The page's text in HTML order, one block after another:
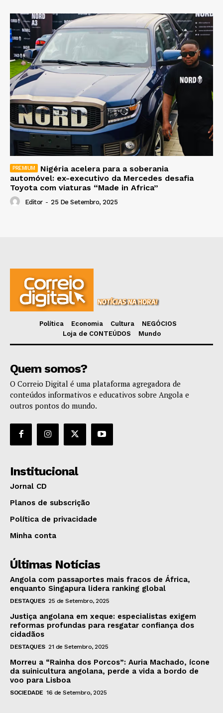
Nigéria acelera para a soberania
automóvel: ex-executivo da Mercedes desafia
Toyota com viaturas “Made in Africa”
Editor - 25 De Setembro, 2025
Política Economia Cultura
NEGÓCIOS
Loja de CONTEÚDOS
Mundo
Quem somos?
O Correio Digital é uma plataforma agregadora de
conteúdos informativos e educativos sobre Angola e
outros pontos do mundo.
Institucional
Jornal CD
Planos de subscrição
Política de privacidade
Minha conta
Últimas Notícias
Angola com passaportes mais fracos de África,
enquanto Singapura lidera ranking global
DESTAQUES 25 de Setembro, 2025
Justiça angolana em xeque: especialistas exigem
reformas profundas para resgatar confiança dos
cidadãos
DESTAQUES 21 de Setembro, 2025
Morreu a “Rainha dos Porcos”: Auria Machado, ícone
da suinicultura angolana, perde a vida a bordo de
voo para Lisboa
SOCIEDADE 16 de Setembro, 2025